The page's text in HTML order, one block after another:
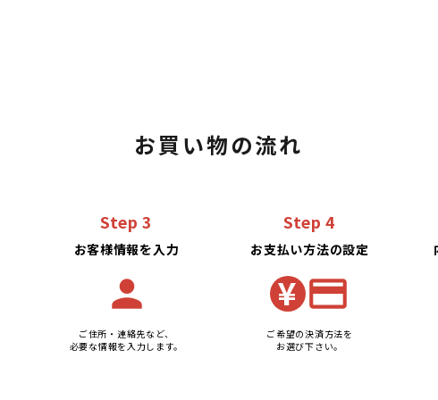
お買い物の流れ
Step 3
お客様情報を入力
person
ご住所・連絡先など、
必要な情報を入力します。
Step 4
お支払い方法の設定
¥credit_card
ご希望の決済方法を
お選び下さい。